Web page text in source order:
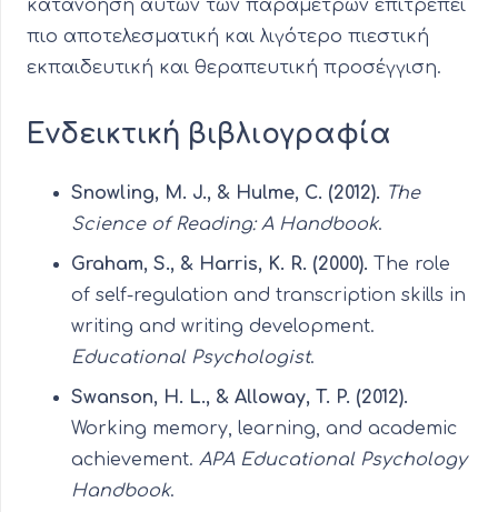
κατανόηση αυτών των παραμέτρων επιτρέπει
πιο αποτελεσματική και λιγότερο πιεστική
εκπαιδευτική και θεραπευτική προσέγγιση.
Ενδεικτική βιβλιογραφία
Snowling, M. J., & Hulme, C. (2012). The
Science of Reading: A Handbook.
Graham, S., & Harris, K. R. (2000). The role
of self-regulation and transcription skills in
writing and writing development.
Educational Psychologist.
Swanson, H. L., & Alloway, T. P. (2012).
Working memory, learning, and academic
achievement. APA Educational Psychology
Handbook.